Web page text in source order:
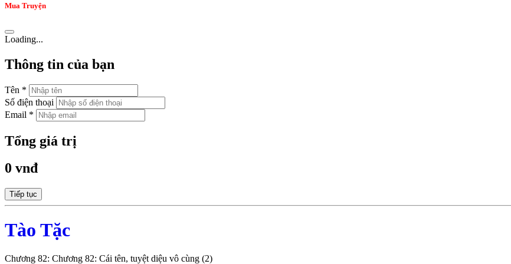
Mua Truyện
Loading...
Thông tin của bạn
Tên *
Số điện thoại
Email *
Tổng giá trị
0 vnđ
Tiếp tục
Tào Tặc
Chương 82: Chương 82: Cái tên, tuyệt diệu vô cùng (2)